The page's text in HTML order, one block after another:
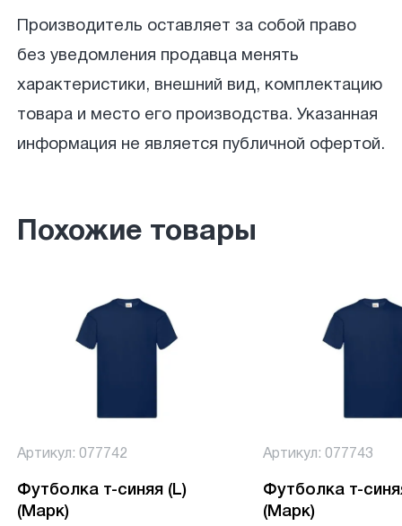
Производитель оставляет за собой право
без уведомления продавца менять
характеристики, внешний вид, комплектацию
товара и место его производства. Указанная
информация не является публичной офертой.
Похожие товары
Артикул: 077742
Футболка т-синяя (L)
(Марк)
Артикул: 077743
Футболка т-
(Марк)